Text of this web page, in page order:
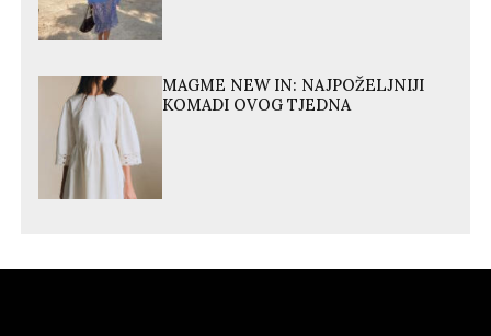
MAGME NEW IN: NAJPOŽELJNIJI
KOMADI OVOG TJEDNA